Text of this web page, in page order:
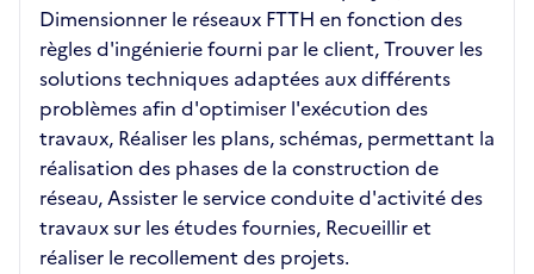
Dimensionner le réseaux FTTH en fonction des
règles d'ingénierie fourni par le client, Trouver les
solutions techniques adaptées aux différents
problèmes afin d'optimiser l'exécution des
travaux, Réaliser les plans, schémas, permettant la
réalisation des phases de la construction de
réseau, Assister le service conduite d'activité des
travaux sur les études fournies, Recueillir et
réaliser le recollement des projets.